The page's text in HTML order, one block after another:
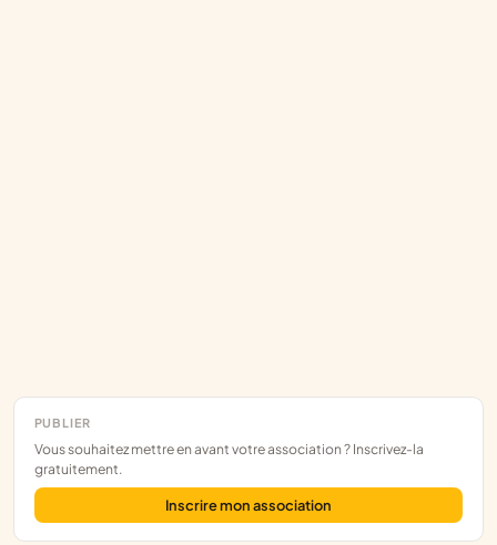
PUBLIER
Vous souhaitez mettre en avant votre association ? Inscrivez-la
gratuitement.
Inscrire mon association